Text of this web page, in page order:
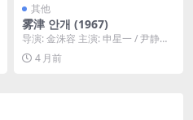
其他
雾津 안개 (1967)
导演: 金洙容 主演: 申星一 / 尹静姬
类型: 剧情 / 爱情 制片国家/地...
4 月前